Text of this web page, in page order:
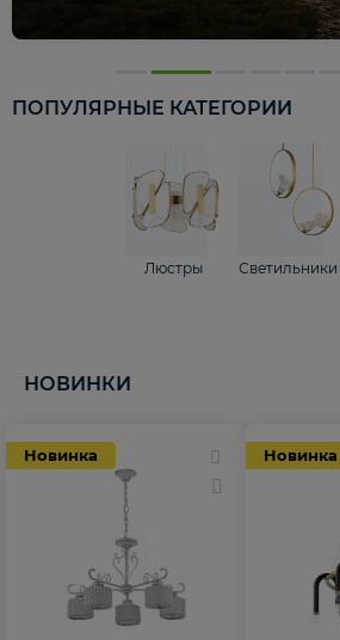
ПОПУЛЯРНЫЕ КАТЕГОРИИ
Люстры Светильники
НОВИНКИ
Новинка Новинка